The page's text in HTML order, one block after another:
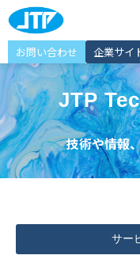
お問い合わせ 企業サイ
JTP
技術や情報
サー